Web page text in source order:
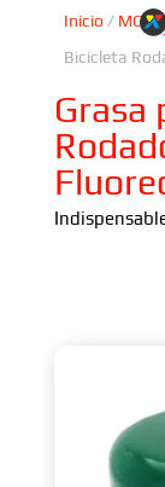
Inicio / MOTO
Bicicleta
Grasa